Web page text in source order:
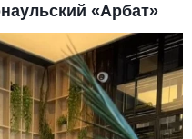
«Арбат»